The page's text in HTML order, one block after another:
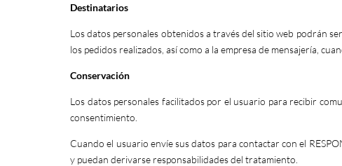
Destinatarios
Los datos personales obtenidos a través del sitio web podrán
los pedidos realizados, así como a la empresa de mensajería,
Conservación
Los datos personales facilitados por el usuario para recibir
consentimiento.
Cuando el usuario envíe sus datos para contactar con el
y puedan derivarse responsabilidades del tratamiento.